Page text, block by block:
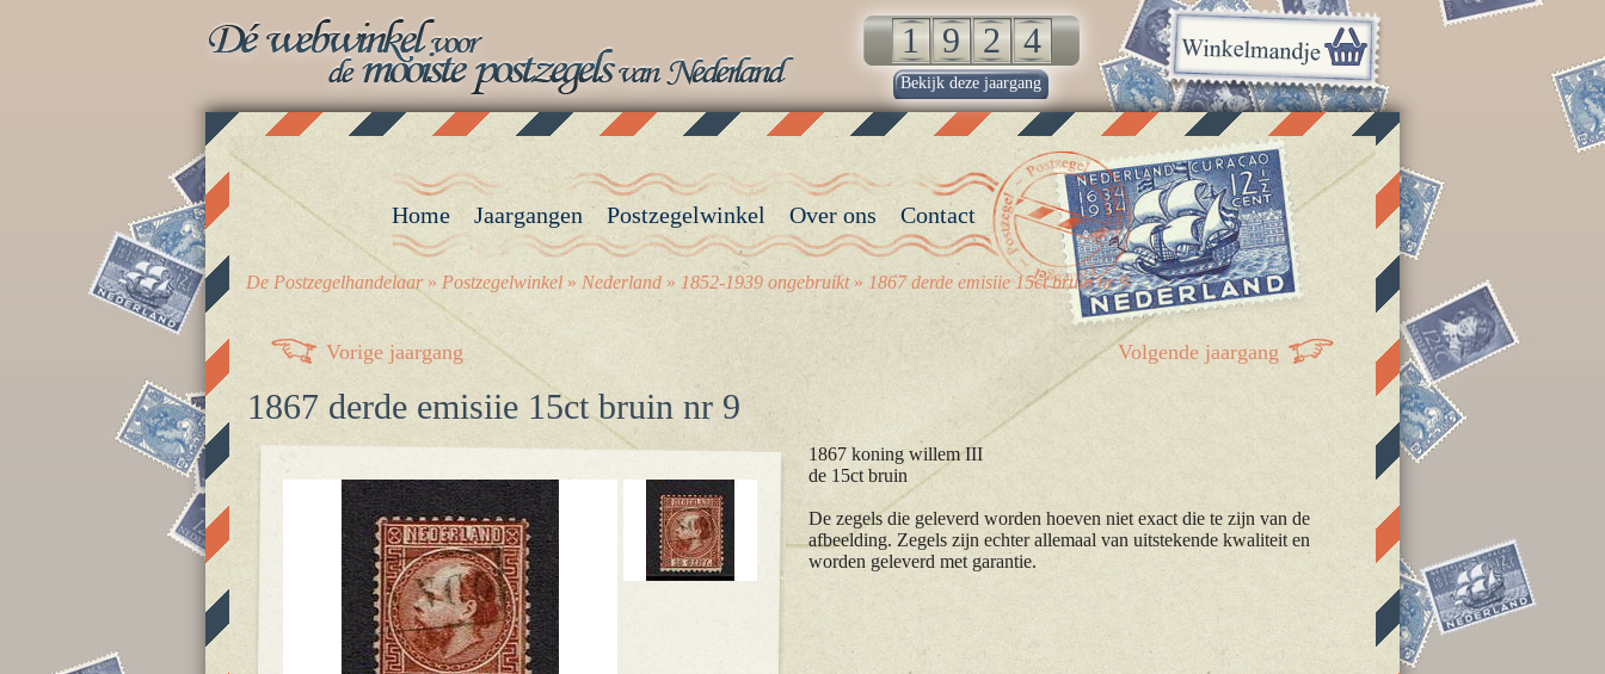
Vorige jaargang Volgende jaargang
1867 derde emisiie 15ct bruin nr 9
1867 koning willem III
de 15ct bruin
De zegels die geleverd worden hoeven niet exact die te zijn van de
afbeelding. Zegels zijn echter allemaal van uitstekende kwaliteit en
worden geleverd met garantie.
Home Jaargangen Postzegelwinkel Over ons Contact
De Postzegelhandelaar» Postzegelwinkel » Nederland » 1852-1939 ongebruikt» 1867 derde emisiie 15ct bruin nr 9
Bekijk deze jaargang